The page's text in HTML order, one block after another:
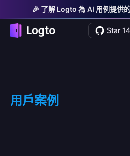
🎉 了解 Logto 為 AI 用例提供
Star
用戶案例